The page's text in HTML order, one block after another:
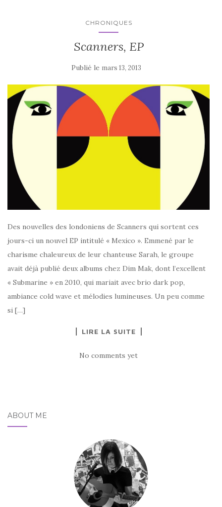
CHRONIQUES
Scanners, EP
Publié le mars 13, 2013
Des nouvelles des londoniens de Scanners qui sortent ces
jours-ci un nouvel EP intitulé « Mexico ». Emmené par le
charisme chaleureux de leur chanteuse Sarah, le groupe
avait déjà publié deux albums chez Dim Mak, dont l’excellent
« Submarine » en 2010, qui mariait avec brio dark pop,
ambiance cold wave et mélodies lumineuses. Un peu comme
si […]
LIRE LA SUITE
No comments yet
ABOUT ME